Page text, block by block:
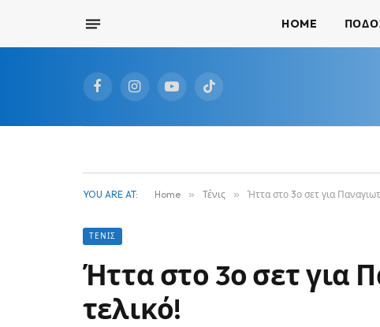
HOME
FacebookInstagramYouTubeTikTok
YOU ARE AT: Home » Τένις » Ήττα στο 3ο σετ για
ΤΈΝΙΣ
Ήττα στο 3ο σετ για
τελικό!